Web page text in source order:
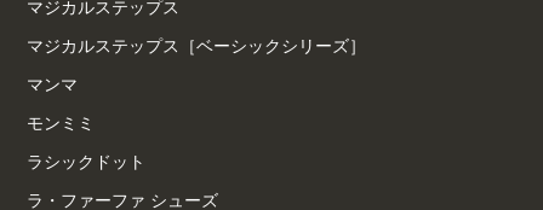
マジカルステップス
マジカルステップス［ベーシックシリーズ］
マンマ
モンミミ
ラシックドット
ラ・ファーファ シューズ